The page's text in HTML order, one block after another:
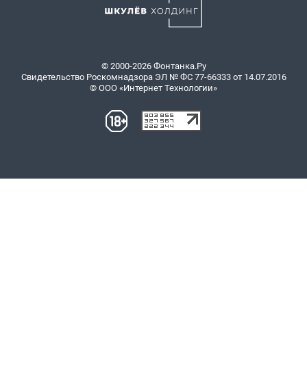
© 2000-2026 Фонтанка.Ру
Свидетельство Роскомнадзора ЭЛ № ФС 77-66333 от 14.07.2016
© ООО «Интернет Технологии»